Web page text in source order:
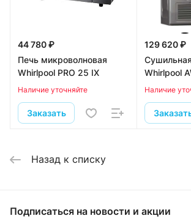
44 780 ₽
Печь микроволновая
Whirlpool PRO 25 IX
Наличие уточняйте
Заказать
129 620 ₽
Whirlpool
Наличие
Назад к списку
Подписаться на новости и акции